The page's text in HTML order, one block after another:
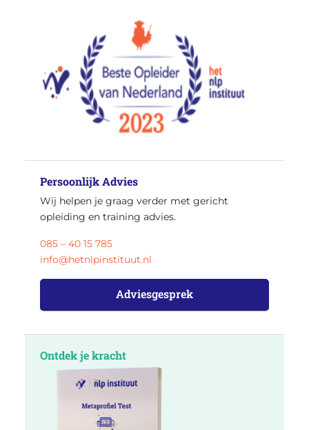
Persoonlijk Advies
Wij helpen je graag verder met gericht
opleiding en training advies.
085 – 40 15 785
info@hetnlpinstituut.nl
Adviesgesprek
Ontdek je kracht